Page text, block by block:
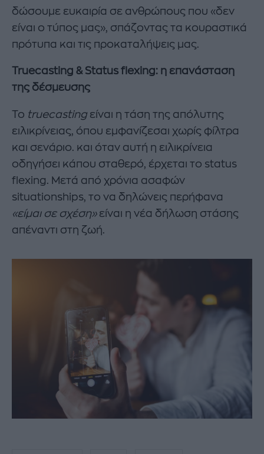
δώσουμε ευκαιρία σε ανθρώπους που «δεν
είναι ο τύπος μας», σπάζοντας τα κουραστικά
πρότυπα και τις προκαταλήψεις μας.
Truecasting & Status flexing: η επανάσταση
της δέσμευσης
Το truecasting είναι η τάση της απόλυτης
ειλικρίνειας, όπου εμφανίζεσαι χωρίς φίλτρα
και σενάριο. και όταν αυτή η ειλικρίνεια
οδηγήσει κάπου σταθερό, έρχεται το status
flexing. Μετά από χρόνια ασαφών
situationships, το να δηλώνεις περήφανα
«είμαι σε σχέση» είναι η νέα δήλωση στάσης
απέναντι στη ζωή.